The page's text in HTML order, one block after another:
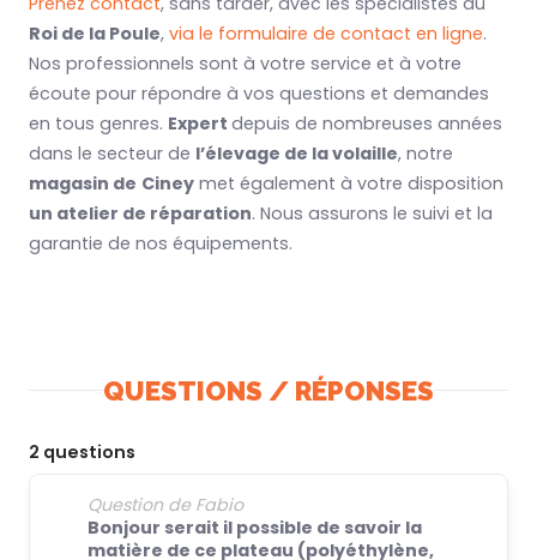
Roi de la Poule, via le formulaire de contact en ligne.
Nos professionnels sont à votre service et à votre
écoute pour répondre à vos questions et demandes
en tous genres. Expert depuis de nombreuses années
dans le secteur de l’élevage de la volaille, notre
magasin de Ciney met également à votre disposition
un atelier de réparation. Nous assurons le suivi et la
garantie de nos équipements.
QUESTIONS / RÉPONSES
2 questions
Question de Fabio
Bonjour serait il possible de savoir la
matière de ce plateau (polyéthylène,